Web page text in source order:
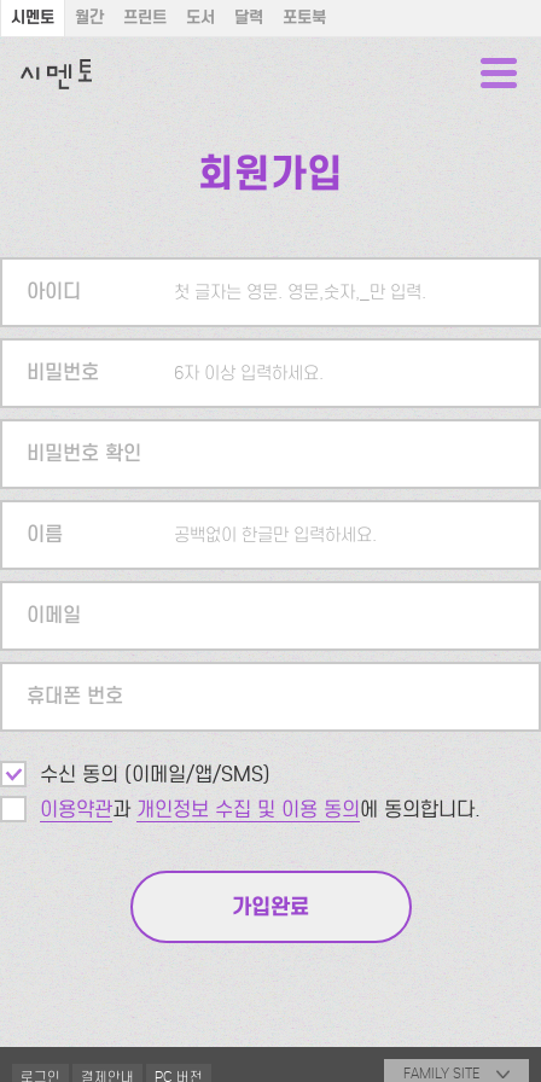
시멘토 월간 프린트 도서 달력 포토북
회원가입
아이디 첫 글자는 영문. 영문,숫자,_만 입력.
비밀번호 6자 이상 입력하세요.
비밀번호 확인
이름 공백없이 한글만 입력하세요.
이메일
휴대폰 번호
수신 동의 (이메일/앱/SMS)
이용약관과 개인정보 수집 및 이용 동의에 동의합니다.
로그인 결제안내 PC 버전 FAMILY SITE